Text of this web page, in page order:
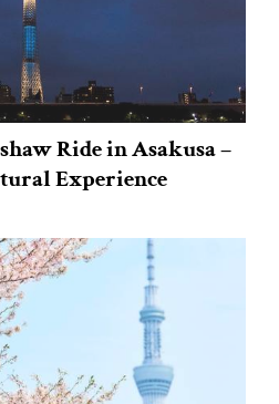
Ride in Asakusa –
Experience